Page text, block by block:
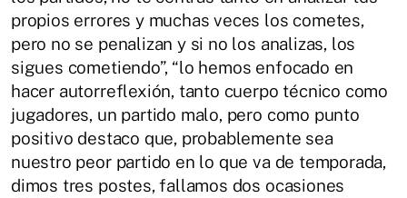
propios errores y muchas veces los cometes,
pero no se penalizan y si no los analizas, los
sigues cometiendo”, “lo hemos enfocado en
hacer autorreflexión, tanto cuerpo técnico como
jugadores, un partido malo, pero como punto
positivo destaco que, probablemente sea
nuestro peor partido en lo que va de temporada,
dimos tres postes, fallamos dos ocasiones